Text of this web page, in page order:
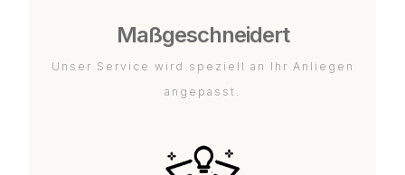
Maßgeschneidert
Unser Service wird speziell an Ihr Anliegen
angepasst.